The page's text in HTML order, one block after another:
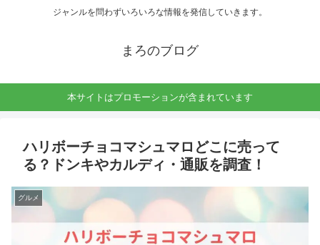
ジャンルを問わずいろいろな情報を発信していきます。
まろのブログ
本サイトはプロモーションが含まれています
ハリボーチョコマシュマロどこに売って
る？ドンキやカルディ・通販を調査！
グルメ